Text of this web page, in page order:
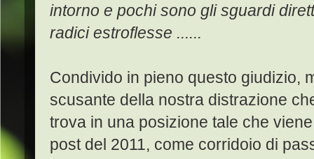
intorno e pochi sono gli sguardi
radici estroflesse ......
Condivido in pieno questo giudizio,
scusante della nostra distrazione
trova in una posizione tale che
post del 2011, come corridoio di